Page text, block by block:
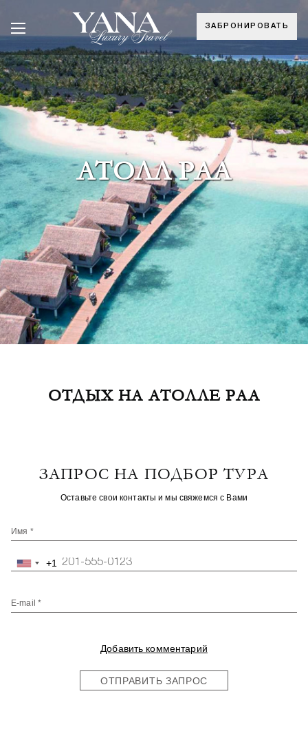
ЗАБРОНИРОВАТЬ
АТОЛЛ РАА
ОТДЫХ НА АТОЛЛЕ РАА
ЗАПРОС НА ПОДБОР ТУРА
Оставьте свои контакты и мы свяжемся с Вами
Имя *
United+1
E-mail *
Добавить комментарий
ОТПРАВИТЬ ЗАПРОС